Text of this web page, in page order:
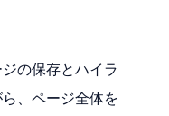
の保存とハイラ
、ページ全体を